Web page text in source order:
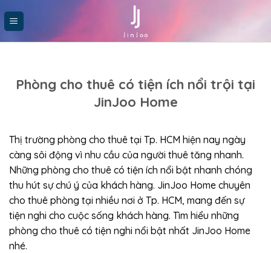
Phòng cho thuê có tiện ích nổi trội tại
JinJoo Home
Thị trường phòng cho thuê tại Tp. HCM hiện nay ngày
càng sôi động vì nhu cầu của người thuê tăng nhanh.
Những phòng cho thuê có tiện ích nổi bật nhanh chóng
thu hút sự chú ý của khách hàng. JinJoo Home chuyên
cho thuê phòng tại nhiều nơi ở Tp. HCM, mang đến sự
tiện nghi cho cuộc sống khách hàng. Tìm hiểu những
phòng cho thuê có tiện nghi nổi bật nhất JinJoo Home
nhé.